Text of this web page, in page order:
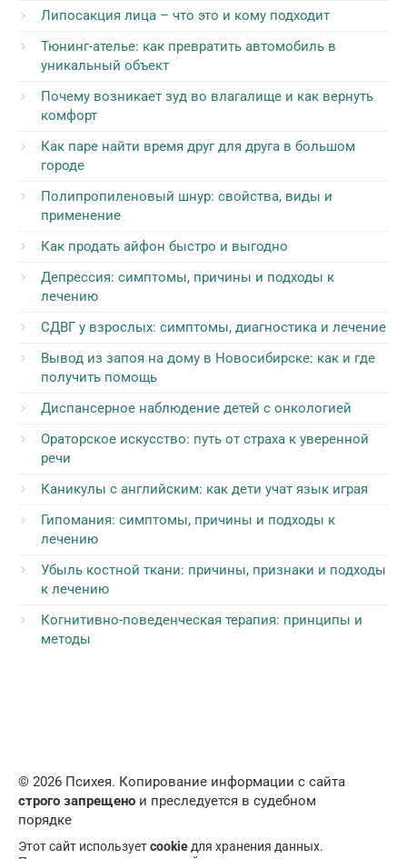
Липосакция лица – что это и кому подходит
Тюнинг-ателье: как превратить автомобиль в
уникальный объект
Почему возникает зуд во влагалище и как вернуть
комфорт
Как паре найти время друг для друга в большом
городе
Полипропиленовый шнур: свойства, виды и
применение
Как продать айфон быстро и выгодно
Депрессия: симптомы, причины и подходы к
лечению
СДВГ у взрослых: симптомы, диагностика и лечение
Вывод из запоя на дому в Новосибирске: как и где
получить помощь
Диспансерное наблюдение детей с онкологией
Ораторское искусство: путь от страха к уверенной
речи
Каникулы с английским: как дети учат язык играя
Гипомания: симптомы, причины и подходы к
лечению
Убыль костной ткани: причины, признаки и подходы
к лечению
Когнитивно-поведенческая терапия: принципы и
методы
© 2026 Психея. Копирование информации с сайта
строго запрещено и преследуется в судебном
порядке
Этот сайт используетcookie для хранения данных.